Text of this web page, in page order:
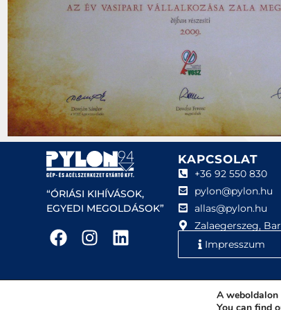
“ÓRIÁSI KIHÍVÁSOK,
EGYEDI MEGOLDÁSOK”
KAPCSOLAT
+36 92 550 830
pylon@pylon.hu
allas@pylon.hu
Zalaegerszeg,
Impresszum
Pylon-94
A weboldalon